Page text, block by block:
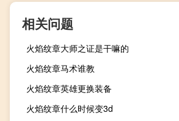
相关问题
火焰纹章大师之证是干嘛的
火焰纹章马术谁教
火焰纹章英雄更换装备
火焰纹章什么时候变3d